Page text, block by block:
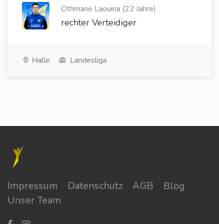
Othmane Laouina (22 Jahre)
rechter Verteidiger
Halle Landesliga
Impressum Datenschutz AGB
Blog
Unser Team